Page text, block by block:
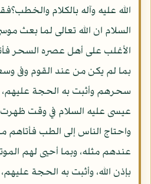
الله عليه وآله بالكلام
السلام ان الله تعالى لما بعث
الأغلب على أهل عصره السحر
بما لم يكن من عند القوم وفى
سحرهم وأثبت به الحجة عليهم،
واحتاج الناس إلى الطب فأتاهم
عندهم مثله، وبما أحيى لهم
بإذن الله، وأثبت به الحجة عليهم،